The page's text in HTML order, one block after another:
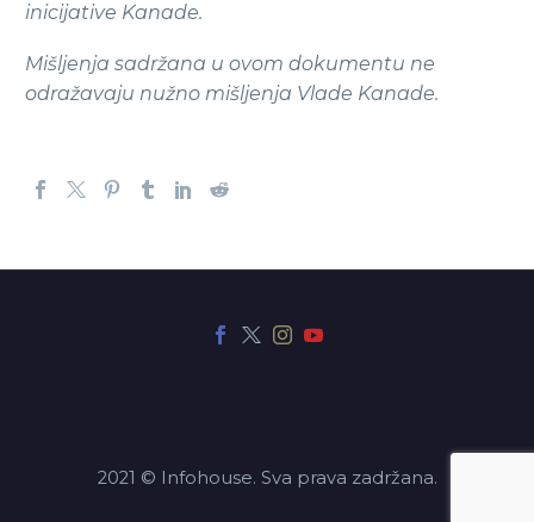
inicijative Kanade.
Mišljenja sadržana u ovom dokumentu ne
odražavaju nužno mišljenja Vlade Kanade.
2021 © Infohouse. Sva prava zadržana.